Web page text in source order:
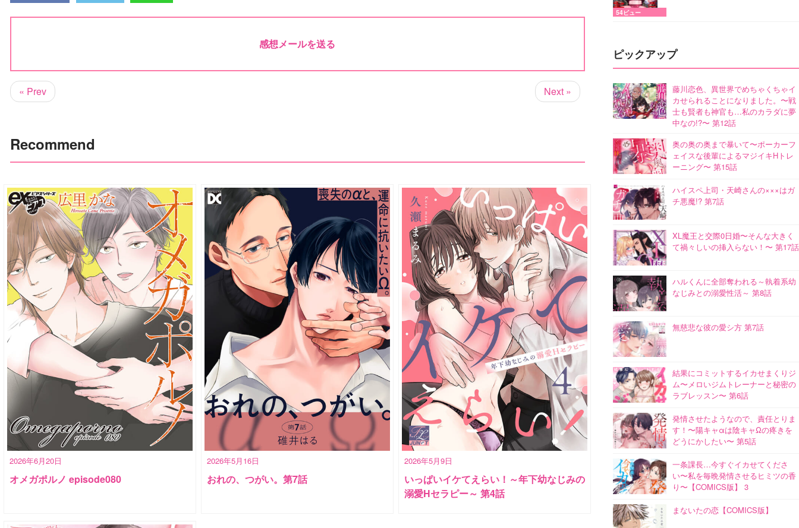
感想メールを送る
« Prev Next »
Recommend
2026年6月20日
オメガポルノ episode080
2026年5月16日
おれの、つがい。第7話
2026年5月9日
いっぱいイケてえらい！～年下幼なじみの
溺愛Hセラピー～ 第4話
54ビュー
ピックアップ
藤川恋色、異世界でめちゃくちゃイ
カせられることになりました。〜戦
士も賢者も神官も…私のカラダに夢
中なの!?〜 第12話
奥の奥の奥まで暴いて〜ポーカーフ
ェイスな後輩によるマジイキHトレ
ーニング〜 第15話
ハイスペ上司・天崎さんの×××はガ
チ悪魔!? 第7話
XL魔王と交際0日婚〜そんな大きく
て禍々しいの挿入らない！〜 第17話
ハルくんに全部奪われる～執着系幼
なじみとの溺愛性活～ 第8話
無慈悲な彼の愛シ方 第7話
結果にコミットするイカせまくりジ
ム〜メロいジムトレーナーと秘密の
ラブレッスン〜 第6話
発情させたようなので、責任とりま
す！〜陽キャαは陰キャΩの疼きを
どうにかしたい〜 第5話
一条課長…今すぐイカせてくださ
い〜私を毎晩発情させるヒミツの香
り〜【COMICS版】 3
まないたの恋【COMICS版】